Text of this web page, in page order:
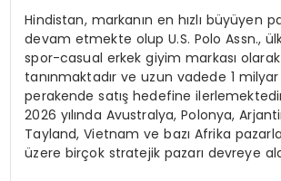
Hindistan, markanın en hızlı büyüyen
devam etmekte olup U.S. Polo Assn.,ü
spor-casual erkek giyim markası
tanınmaktadır ve uzun vadede 1
perakende satışhedefine
2026 yılında Avustralya, Polonya,
Tayland, Vietnam ve bazı Afrika
üzere birçok stratejik pazarı devreye